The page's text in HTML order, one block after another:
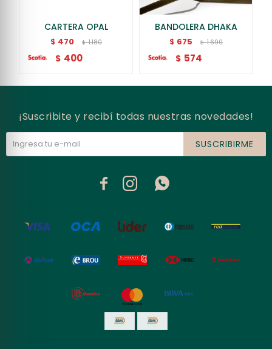
CARTERA OPAL
$ 470 $ 1.180
$ 400
BANDOLERA DHAKA
$ 675 $ 1.690
$ 574
¡Suscribite y recibí todas nuestras novedades!
SUSCRIBIRME
  